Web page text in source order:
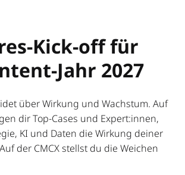
Kick-off für
Jahr 2027
über Wirkung und Wachstum. Auf
dir Top-Cases und Expert:innen,
KI und Daten die Wirkung deiner
der CMCX stellst du die Weichen